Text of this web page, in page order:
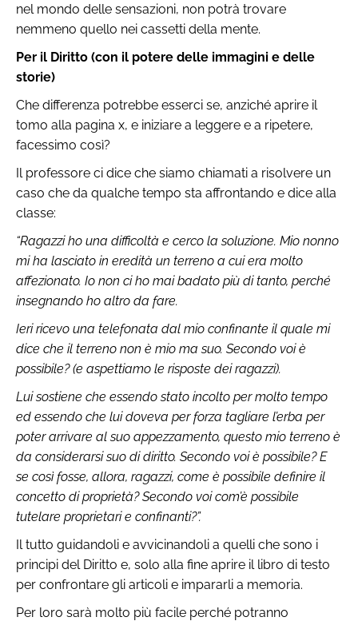
nel mondo delle sensazioni, non potrà trovare
nemmeno quello nei cassetti della mente.
Per il Diritto (con il potere delle immagini e delle
storie)
Che differenza potrebbe esserci se, anziché aprire il
tomo alla pagina x, e iniziare a leggere e a ripetere,
facessimo così?
Il professore ci dice che siamo chiamati a risolvere un
caso che da qualche tempo sta affrontando e dice alla
classe:
“Ragazzi ho una difficoltà e cerco la soluzione. Mio nonno
mi ha lasciato in eredità un terreno a cui era molto
affezionato. Io non ci ho mai badato più di tanto, perché
insegnando ho altro da fare.
Ieri ricevo una telefonata dal mio confinante il quale mi
dice che il terreno non è mio ma suo. Secondo voi è
possibile? (e aspettiamo le risposte dei ragazzi).
Lui sostiene che essendo stato incolto per molto tempo
ed essendo che lui doveva per forza tagliare l’erba per
poter arrivare al suo appezzamento, questo mio terreno è
da considerarsi suo di diritto. Secondo voi è possibile? E
se così fosse, allora, ragazzi, come è possibile definire il
concetto di proprietà? Secondo voi com’è possibile
tutelare proprietari e confinanti?”.
Il tutto guidandoli e avvicinandoli a quelli che sono i
principi del Diritto e, solo alla fine aprire il libro di testo
per confrontare gli articoli e impararli a memoria.
Per loro sarà molto più facile perché potranno